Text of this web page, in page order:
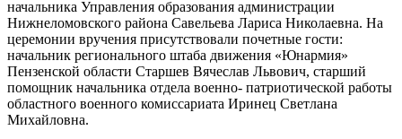
начальника Управления образования администрации
Нижнеломовского района Савельева Лариса Николаевна. На
церемонии вручения присутствовали почетные гости:
начальник регионального штаба движения «Юнармия»
Пензенской области Старшев Вячеслав Львович, старший
помощник начальника отдела военно- патриотической работы
областного военного комиссариата Иринец Светлана
Михайловна.